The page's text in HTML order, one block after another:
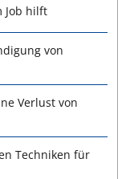
Job hilft
von
Verlust von
Techniken für